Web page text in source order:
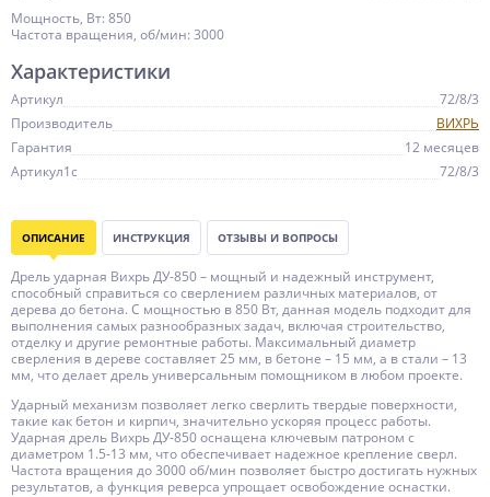
Мощность, Вт: 850
Частота вращения, об/мин: 3000
Характеристики
Артикул
72/8/3
Производитель
ВИХРЬ
Гарантия
12 месяцев
Артикул1c
72/8/3
ОПИСАНИЕ ИНСТРУКЦИЯ ОТЗЫВЫ И ВОПРОСЫ
Дрель ударная Вихрь ДУ-850 – мощный и надежный инструмент,
способный справиться со сверлением различных материалов, от
дерева до бетона. С мощностью в 850 Вт, данная модель подходит для
выполнения самых разнообразных задач, включая строительство,
отделку и другие ремонтные работы. Максимальный диаметр
сверления в дереве составляет 25 мм, в бетоне – 15 мм, а в стали – 13
мм, что делает дрель универсальным помощником в любом проекте.
Ударный механизм позволяет легко сверлить твердые поверхности,
такие как бетон и кирпич, значительно ускоряя процесс работы.
Ударная дрель Вихрь ДУ-850 оснащена ключевым патроном с
диаметром 1.5-13 мм, что обеспечивает надежное крепление сверл.
Частота вращения до 3000 об/мин позволяет быстро достигать нужных
результатов, а функция реверса упрощает освобождение оснастки.